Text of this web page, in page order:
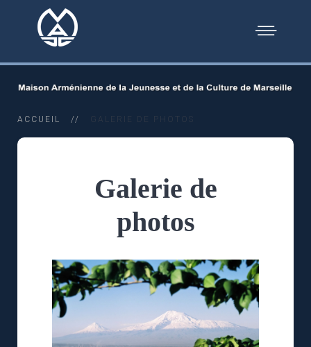
ACCUEIL GALERIE DE PHOTOS
Galerie de
photos